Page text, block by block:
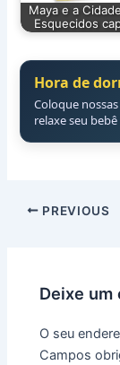
Maya e a
Esquecidos
Hora de
Coloque nossas
relaxe seu
PREVIOUS
Deixe um
O seu
Campos